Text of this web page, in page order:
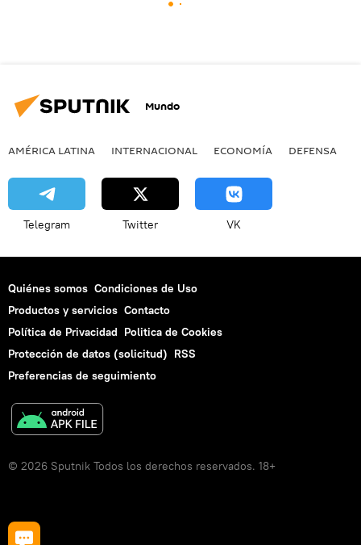
Mundo
AMÉRICA LATINA INTERNACIONAL ECONOMÍA DEFENSA
Telegram Twitter VK
Quiénes somos Condiciones de Uso
Productos y servicios Contacto
Política de Privacidad Politica de Cookies
Protección de datos (solicitud) RSS
Preferencias de seguimiento
© 2026 Sputnik Todos los derechos reservados. 18+